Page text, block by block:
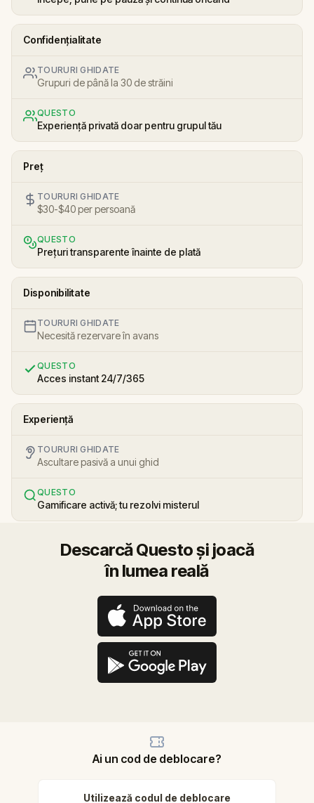
Confidențialitate
TOURURI GHIDATE
Grupuri de până la 30 de străini
QUESTO
Experiență privată doar pentru grupul tău
Preț
TOURURI GHIDATE
$30-$40 per persoană
QUESTO
Prețuri transparente înainte de plată
Disponibilitate
TOURURI GHIDATE
Necesită rezervare în avans
QUESTO
Acces instant 24/7/365
Experiență
TOURURI GHIDATE
Ascultare pasivă a unui ghid
QUESTO
Gamificare activă; tu rezolvi misterul
Descarcă Questo și joacă
în lumea reală
Ai un cod de deblocare?
Utilizează codul de deblocare